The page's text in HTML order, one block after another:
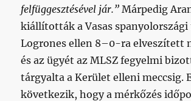
felfüggesztésével jár.” Márpedig
kiállították a Vasas spanyolországi
Logrones ellen 8–0-ra elveszített
és az ügyét az MLSZ fegyelmi
tárgyalta a Kerület elleni meccsig.
következik, hogy a mérkőzés